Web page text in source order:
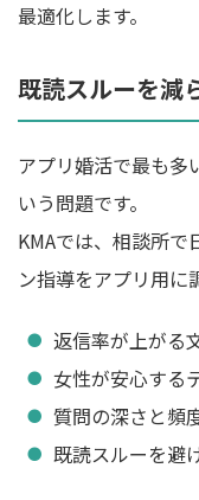
最適化します。
既読スルーを減
アプリ婚活で最も多
いう問題です。
KMAでは、相談所で
ン指導をアプリ用に
返信率が上がる
女性が安心する
質問の深さと頻
既読スルーを避